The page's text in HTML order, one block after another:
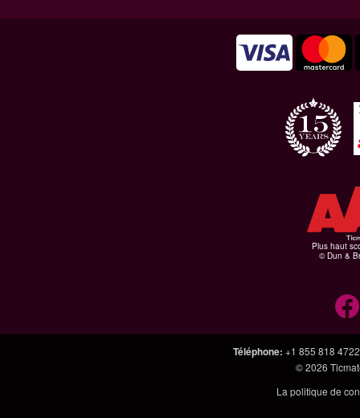
Plus haut
© Dun &
Téléphone: +1 855 818 4722
© 2026
La politique de